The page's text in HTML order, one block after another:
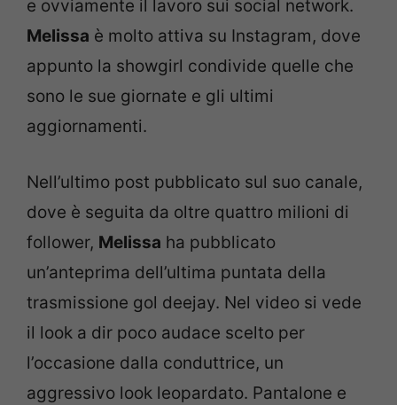
e ovviamente il lavoro sui social network.
Melissa è molto attiva su Instagram, dove
appunto la showgirl condivide quelle che
sono le sue giornate e gli ultimi
aggiornamenti.
Nell’ultimo post pubblicato sul suo canale,
dove è seguita da oltre quattro milioni di
follower, Melissa ha pubblicato
un’anteprima dell’ultima puntata della
trasmissione gol deejay. Nel video si vede
il look a dir poco audace scelto per
l’occasione dalla conduttrice, un
aggressivo look leopardato. Pantalone e